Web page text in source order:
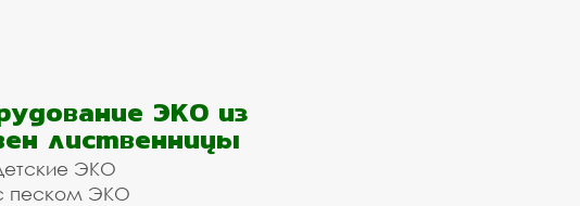
ЭКО из
лиственницы
ЭКО
песком ЭКО